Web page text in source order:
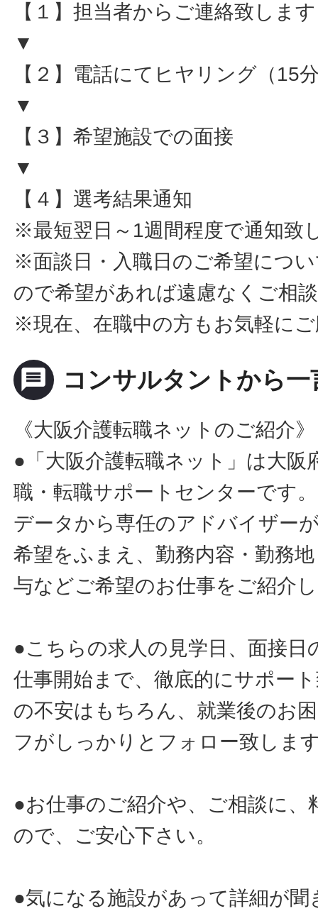
【１】担当者からご連絡致します
▼
【２】電話にてヒヤリング（15
▼
【３】希望施設での面接
▼
【４】選考結果通知
※最短翌日～1週間程度で通知致
※面談日・入職日のご希望につ
ので希望があれば遠慮なくご相
※現在、在職中の方もお気軽に
message コンサルタントから一
《大阪介護転職ネットのご紹介》
●「大阪介護転職ネット」は大阪
職・転職サポートセンターです
データから専任のアドバイザー
希望をふまえ、勤務内容・勤務
与などご希望のお仕事をご紹介
●こちらの求人の見学日、面接日
仕事開始まで、徹底的にサポー
の不安はもちろん、就業後のお
フがしっかりとフォロー致しま
●お仕事のご紹介や、ご相談に
ので、ご安心下さい。
●気になる施設があって詳細が